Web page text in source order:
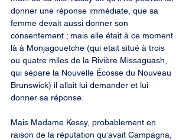
donner une réponse immédiate, que sa
femme devait aussi donner son
consentement ; mais elle était à ce moment
là à Monjagouetche (qui etait situé à trois
ou quatre miles de la Rivière Missaguash,
qui sépare la Nouvelle Écosse du Nouveau
Brunswick) il allait lui demander et lui
donner sa réponse.
Mais Madame Kessy, probablement en
raison de la réputation qu’avait Campagna,